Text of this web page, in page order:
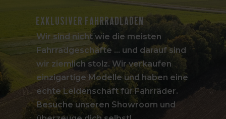
Exklusiver Fahrradladen
Wir sind nicht wie die meisten
Fahrradgeschäfte ... und darauf sind
wir ziemlich stolz. Wir verkaufen
einzigartige Modelle und haben eine
echte Leidenschaft für Fahrräder.
Besuche unseren Showroom und